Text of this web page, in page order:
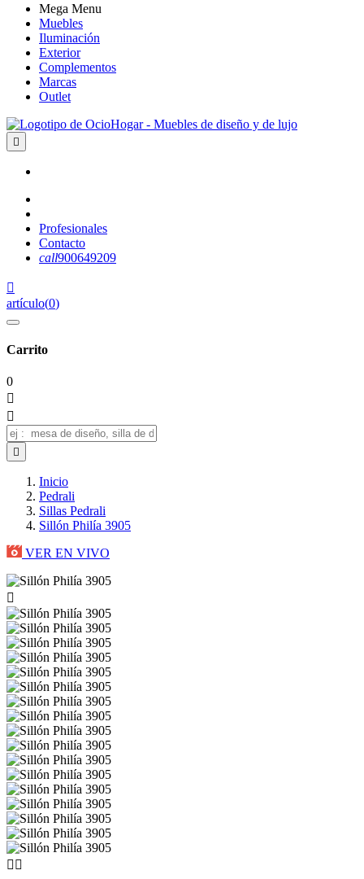
Mega Menu
Muebles
Iluminación
Exterior
Complementos
Marcas
Outlet

Profesionales
Contacto
call900649209

artículo(0)
Carrito
0



Inicio
Pedrali
Sillas Pedrali
Sillón Philía 3905
VER EN VIVO

 